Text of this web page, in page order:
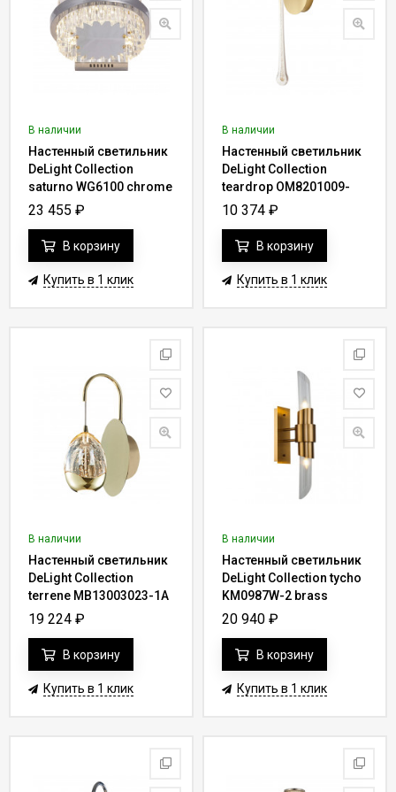
В наличии
Настенный светильник
DeLight Collection
saturno WG6100 chrome
23 455 ₽
В корзину
Купить в 1 клик
В наличии
Настенный светильник
DeLight Collection
teardrop OM8201009-
wall gold
10 374 ₽
В корзину
Купить в 1 клик
В наличии
Настенный светильник
DeLight Collection
terrene MB13003023-1A
gold
19 224 ₽
В корзину
Купить в 1 клик
В наличии
Настенный светильник
DeLight Collection tycho
KM0987W-2 brass
20 940 ₽
В корзину
Купить в 1 клик